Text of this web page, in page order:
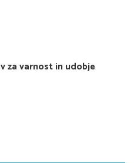
za varnost in udobje